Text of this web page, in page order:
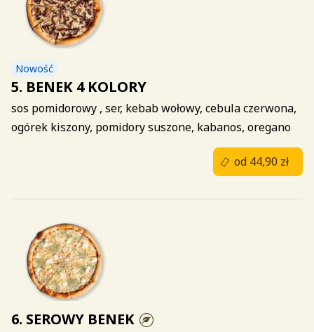
Nowość
5. BENEK 4 KOLORY
sos pomidorowy , ser, kebab wołowy, cebula czerwona,
ogórek kiszony, pomidory suszone, kabanos, oregano
6. SEROWY BENEK